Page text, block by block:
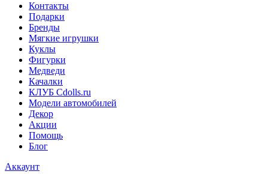
Контакты
Подарки
Бренды
Мягкие игрушки
Куклы
Фигурки
Медведи
Качалки
КЛУБ Cdolls.ru
Модели автомобилей
Декор
Акции
Помощь
Блог
Аккаунт